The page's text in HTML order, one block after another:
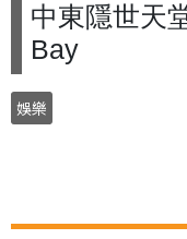
中東隱世天
Bay
娛樂